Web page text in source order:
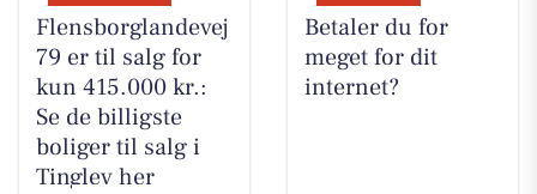
Flensborglandevej
79 er til salg for
kun 415.000 kr.:
Se de billigste
boliger til salg i
Tinglev her
Betaler du for
meget for dit
internet?